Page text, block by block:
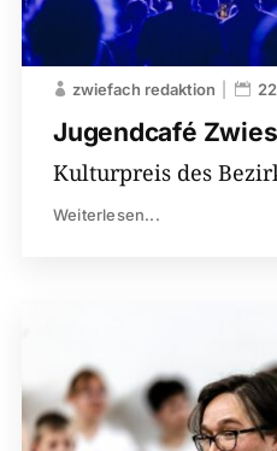
Jugendcafé
zwiefach redaktion
Kulturpreis des
Weiterlesen...